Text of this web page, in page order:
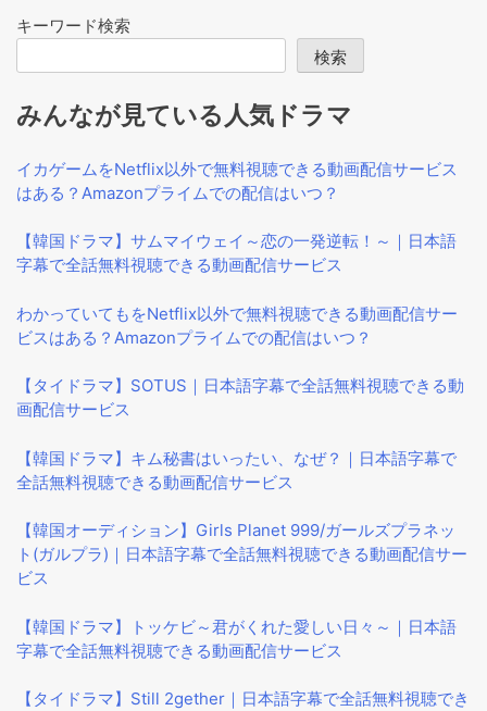
キーワード検索
検索
みんなが見ている人気ドラマ
イカゲームをNetflix以外で無料視聴できる動画配信サービス
はある？Amazonプライムでの配信はいつ？
【韓国ドラマ】サムマイウェイ～恋の一発逆転！～｜日本語
字幕で全話無料視聴できる動画配信サービス
わかっていてもをNetflix以外で無料視聴できる動画配信サー
ビスはある？Amazonプライムでの配信はいつ？
【タイドラマ】SOTUS｜日本語字幕で全話無料視聴できる動
画配信サービス
【韓国ドラマ】キム秘書はいったい、なぜ？｜日本語字幕で
全話無料視聴できる動画配信サービス
【韓国オーディション】Girls Planet 999/ガールズプラネッ
ト(ガルプラ)｜日本語字幕で全話無料視聴できる動画配信サー
ビス
【韓国ドラマ】トッケビ～君がくれた愛しい日々～｜日本語
字幕で全話無料視聴できる動画配信サービス
【タイドラマ】Still 2gether｜日本語字幕で全話無料視聴でき